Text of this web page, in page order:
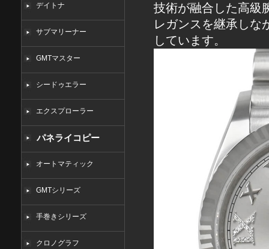
デイトナ
サブマリーナー
GMTマスター
シードゥエラー
エクスプローラー
パネライコピー
オートマティック
GMTシリーズ
手巻きシリーズ
クロノグラフ
技術が融合した高級
レガンスを継承しな
しています。